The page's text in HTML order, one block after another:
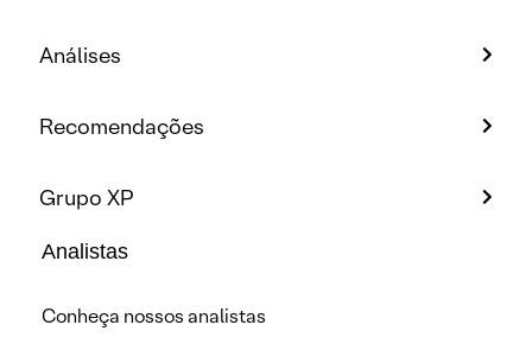
Análises
Recomendações
Grupo XP
Analistas
Conheça nossos analistas